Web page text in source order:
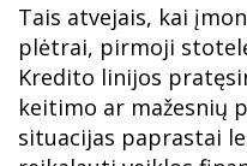
Tais atvejais, kai
plėtrai, pirmoji
Kredito linijos
keitimo ar mažesnių
situacijas paprastai